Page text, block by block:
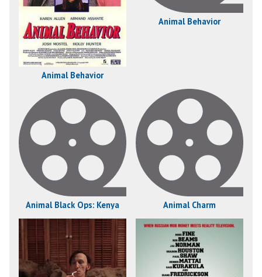
Animal Behavior
Animal Behavior
Animal Black Ops: Kenya Animal Charm